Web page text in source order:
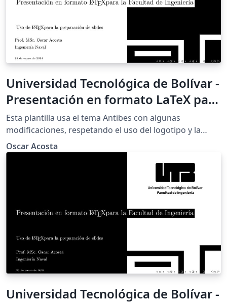
Universidad Tecnológica de Bolívar -
Presentación en formato LaTeX para
la Facultad de Ingeniería -
Monocromático - Blanco
Esta plantilla usa el tema Antibes con algunas
modificaciones, respetando el uso del logotipo y la
paleta de colores de la Universidad Tecnológica de
Bolívar (UTB) acuerdo con el manual de identidad de la
realizada en \LaTeX, y es de uso exclusivo para los
estudiantes y docentes de la Facultad de Ingeniería de
Oscar Acosta
Universidad Tecnológica de Bolívar -